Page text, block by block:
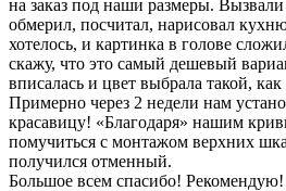
на заказ под наши размеры.
обмерил, посчитал, нарисовал
хотелось, и картинка в голове
скажу, что это самый дешевый
вписалась и цвет выбрала такой,
Примерно через 2 недели нам
красавицу! «Благодаря» нашим
помучиться с монтажом верхних
получился отменный.
Большое всем спасибо! Рекомендую!